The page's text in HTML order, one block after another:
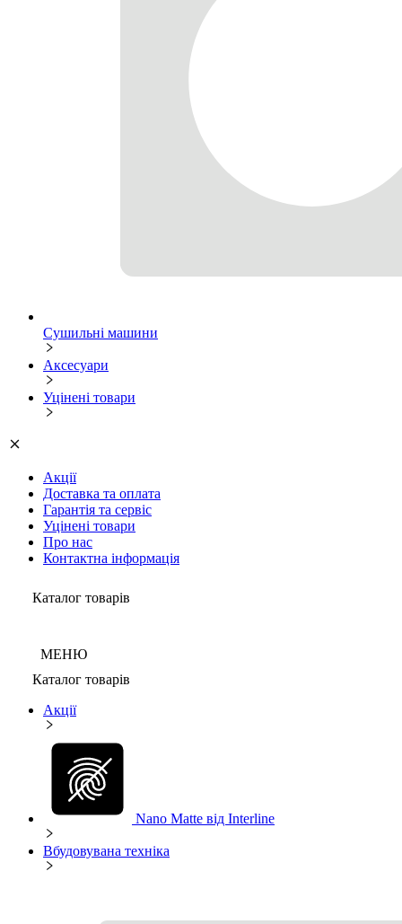
Сушильні машини
Аксесуари
Уцінені товари
Акції
Доставка та оплата
Гарантія та сервіс
Уцінені товари
Про нас
Контактна інформація
Каталог товарів
МЕНЮ
Каталог товарів
Акції
Nano Matte від Interline
Вбудовувана техніка